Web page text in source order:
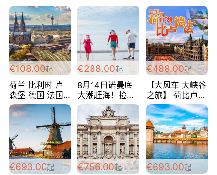
€108.00起
荷兰 比利时 卢
森堡 德国 法国
超爽玩遍西欧 循
环线 全程四星宾
馆 108欧/人/天
€288.00起
8月14日诺曼底
大潮赶海！捡海
鲜！轻轻松松海
边爽玩三日游
288欧/人
€488.00起
【大风车 大峡谷
之旅】 荷比卢德
法 巴黎上下 经
典五国四日游
488欧/人
€693.00起 €756.00起 €693.00起